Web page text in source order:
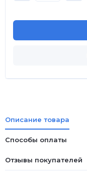
Описание товара
Способы оплаты
Отзывы покупателей